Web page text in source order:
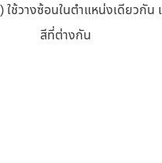
ช้วางซ้อนในตำแหน่งเดียวกัน
สีที่ต่างกัน